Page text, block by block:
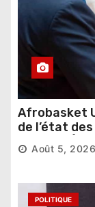
Afrobasket
de l’état
pour les
Août 5, 2026
POLITIQUE